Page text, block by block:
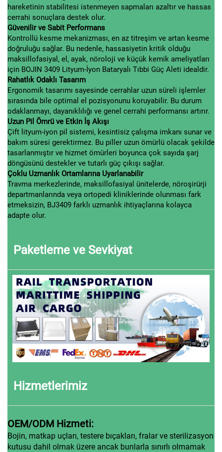
hareketinin stabilitesi istenmeyen sapmaları azaltır ve hassas
cerrahi sonuçlara destek olur.
Güvenilir ve Sabit Performans
Kontrollü kesme mekanizması, en az titreşim ve artan kesme
doğruluğu sağlar. Bu nedenle, hassasiyetin kritik olduğu
maksillofasiyal, el, ayak, nöroloji ve küçük kemik ameliyatları
için BOJIN 3409 Lityum-İyon Bataryalı Tıbbi Güç Aleti idealdir.
Rahatlık Odaklı Tasarım
Ergonomik tasarımı sayesinde cerrahlar uzun süreli işlemler
sırasında bile optimal el pozisyonunu koruyabilir. Bu durum
odaklanmayı, dayanıklılığı ve genel cerrahi performansı artırır.
Uzun Pil Ömrü ve Etkin İş Akışı
Çift lityum-iyon pil sistemi, kesintisiz çalışma imkanı sunar ve
bakım süresi gerektirmez. Bu piller uzun ömürlü olacak şekilde
tasarlanmıştır ve hizmet ömürleri boyunca çok sayıda şarj
döngüsünü destekler ve tutarlı güç çıkışı sağlar.
Çoklu Uzmanlık Ortamlarına Uyarlanabilir
Travma merkezlerinde, maksillofasiyal ünitelerde, nöroşirürji
departmanlarında veya ortopedi kliniklerinde olunması fark
etmeksizin, BJ3409 farklı uzmanlık ihtiyaçlarına kolayca
adapte olur.
Paketleme ve Sevkiyat
Hizmetlerimiz
OEM/ODM Hizmeti:
Bojin, matkap uçları, testere bıçakları, fralar ve sterilizasyon
kutusu dahil olmak üzere ancak bunlarla sınırlı olmamak